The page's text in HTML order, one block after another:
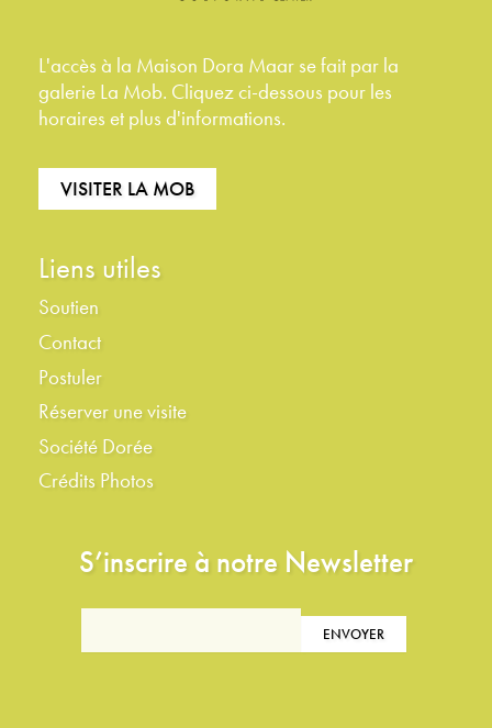
L'accès à la Maison Dora Maar se fait par la
galerie La Mob. Cliquez ci-dessous pour les
horaires et plus d'informations.
VISITER LA MOB
Liens utiles
Soutien
Contact
Postuler
Réserver une visite
Société Dorée
Crédits Photos
S’inscrire à notre Newsletter